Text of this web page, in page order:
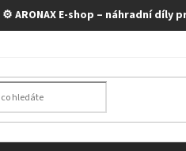
⚙️ ARONAX E-shop – náhradní díly